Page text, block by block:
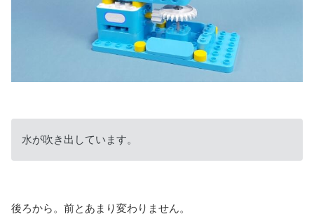
水が吹き出しています。
後ろから。前とあまり変わりません。